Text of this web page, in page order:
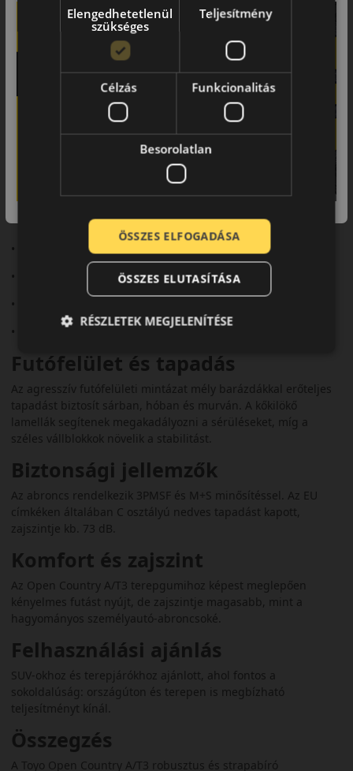
Terepen és országúton is
megbízható
A Toyo Open Country A/T3 egy all-terrain (A/T) kategóriás
négyévszakos abroncs, amelyet SUV-okhoz és terepjárókhoz
terveztek. Sokoldalú teljesítményt nyújt mind országúton,
mind terepen, így ideális választás kalandvágyó autósoknak.
Fő előnyök röviden:
• All-terrain kialakítás
• 3PMSF és M+S minősítés
• Erőteljes terep- és havas tapadás
• Megerősített szerkezet
• Strapabíró teljesítmény
Futófelület és tapadás
Az agresszív futófelületi mintázat mély barázdákkal erőteljes
tapadást biztosít sárban, hóban és murván. A kőkilökő
lamellák segítenek megakadályozni a sérüléseket, míg a
széles vállblokkok növelik a stabilitást.
Biztonsági jellemzők
Az abroncs rendelkezik 3PMSF és M+S minősítéssel. Az EU
címkéken általában C osztályú nedves tapadást kapott,
zajszintje kb. 73 dB.
Komfort és zajszint
Az Open Country A/T3 terepgumihoz képest meglepően
kényelmes futást nyújt, de zajszintje magasabb, mint a
hagyományos személyautó-abroncsoké.
Felhasználási ajánlás
SUV-okhoz és terepjárókhoz ajánlott, ahol fontos a
sokoldalúság: országúton és terepen is megbízható
teljesítményt kínál.
Összegzés
A Toyo Open Country A/T3 robusztus és strapabíró
Elengedhetetlenül
szükséges
Teljesítmény
Célzás Funkcionalitás
Besorolatlan
ÖSSZES ELFOGADÁSA
ÖSSZES ELUTASÍTÁSA
RÉSZLETEK MEGJELENÍTÉSE